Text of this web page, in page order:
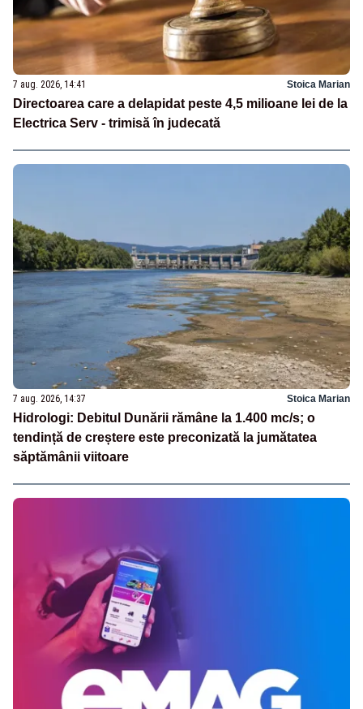
7 aug. 2026, 14:41 Stoica Marian
Directoarea care a delapidat peste 4,5 milioane lei de la
Electrica Serv - trimisă în judecată
7 aug. 2026, 14:37 Stoica Marian
Hidrologi: Debitul Dunării rămâne la 1.400 mc/s; o
tendință de creștere este preconizată la jumătatea
săptămânii viitoare